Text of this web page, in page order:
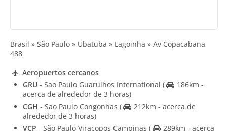
Brasil » São Paulo » Ubatuba » Lagoinha » Av Copacabana
488
Aeropuertos cercanos
GRU - Sao Paulo Guarulhos International (
186km -
acerca de alrededor de 3 horas)
CGH - Sao Paulo Congonhas (
212km - acerca de
alrededor de 3 horas)
VCP - São Paulo Viracopos Campinas (
289km - acerca